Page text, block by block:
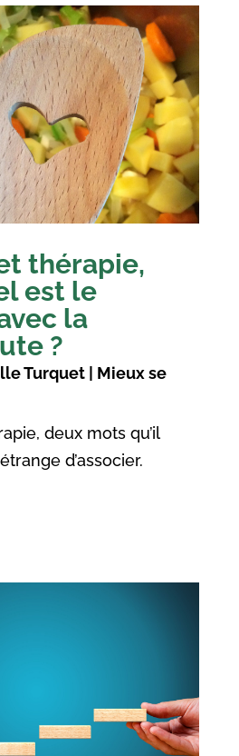
thérapie,
est le
la
?
Turquet| Mieux se
deux mots qu’il
d’associer.